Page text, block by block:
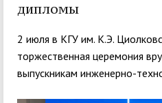
дипломы
2 июля в КГУ им. К.Э.
торжественная церемония
выпускникам инженерно-